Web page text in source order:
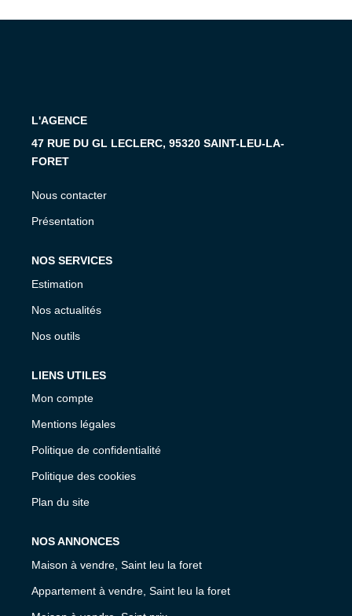
L'AGENCE
47 RUE DU GL LECLERC, 95320 SAINT-LEU-LA-
FORET
Nous contacter
Présentation
NOS SERVICES
Estimation
Nos actualités
Nos outils
LIENS UTILES
Mon compte
Mentions légales
Politique de confidentialité
Politique des cookies
Plan du site
NOS ANNONCES
Maison à vendre, Saint leu la foret
Appartement à vendre, Saint leu la foret